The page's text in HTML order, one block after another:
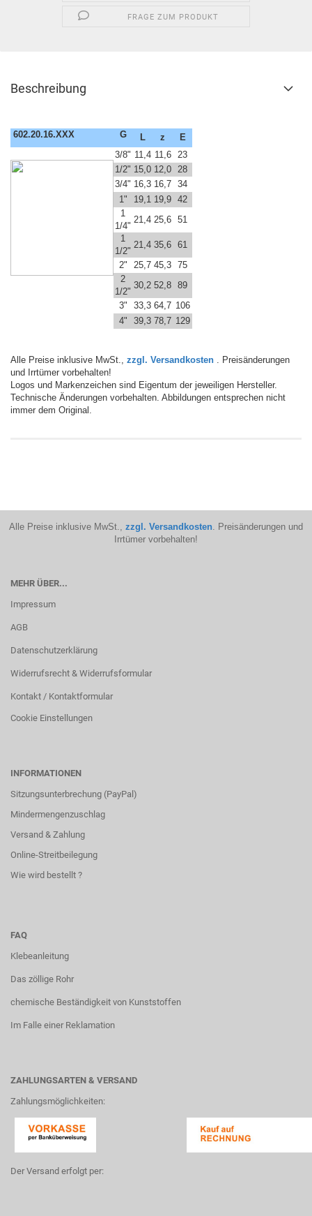
FRAGE ZUM PRODUKT
Beschreibung
602.20.16.XXX G L z
E
3/8" 11,4 11,6
23
1/2" 15,0 12,0
28
3/4" 16,3 16,7 34
1"
19,1 19,9 42
1
1/4"
21,4 25,6 51
1
1/2"
21,4 35,6 61
2"
25,7 45,3 75
2
1/2"
30,2 52,8 89
3"
33,3 64,7 106
4"
39,3 78,7 129
Alle Preise inklusive MwSt., zzgl. Versandkosten . Preisänderungen
und Irrtümer vorbehalten!
Logos und Markenzeichen sind Eigentum der jeweiligen Hersteller.
Technische Änderungen vorbehalten. Abbildungen entsprechen nicht
immer dem Original.
Alle Preise inklusive MwSt., zzgl. Versandkosten . Preisänderungen und
Irrtümer vorbehalten!
MEHR ÜBER...
Impressum
AGB
Datenschutzerklärung
Widerrufsrecht & Widerrufsformular
Kontakt / Kontaktformular
Cookie Einstellungen
INFORMATIONEN
Sitzungsunterbrechung (PayPal)
Mindermengenzuschlag
Versand & Zahlung
Online-Streitbeilegung
Wie wird bestellt ?
FAQ
Klebeanleitung
Das zöllige Rohr
chemische Beständigkeit von Kunststoffen
Im Falle einer Reklamation
ZAHLUNGSARTEN & VERSAND
Zahlungsmöglichkeiten:
Der Versand erfolgt per: